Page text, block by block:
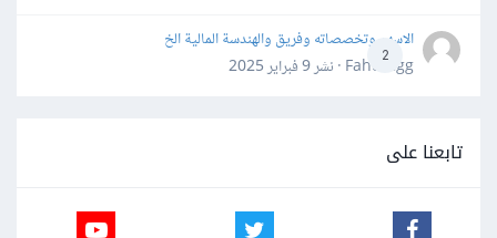
2
الاسهم وتخصصاته وفريق والهندسة المالية الخ
Fahd Ggg · نشر
9 فبراير 2025
تابعنا على